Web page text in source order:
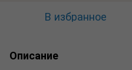
В избранное
Описание